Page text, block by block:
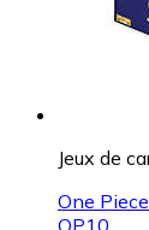
Jeux de
One
OP10